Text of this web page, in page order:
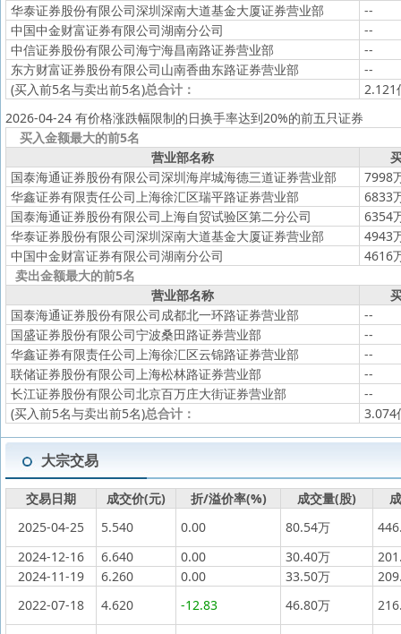
华泰证券股份有限公司深圳深南大道基金大厦证券营业部
--
中国中金财富证券有限公司湖南分公司
--
中信证券股份有限公司海宁海昌南路证券营业部
--
东方财富证券股份有限公司山南香曲东路证券营业部
--
(买入前5名与卖出前5名)总合计：
2.121
2026-04-24 有价格涨跌幅限制的日换手率达到20%的前五只证券
买入金额最大的前5名
营业部名称
国泰海通证券股份有限公司深圳海岸城海德三道证券营业部
7998
华鑫证券有限责任公司上海徐汇区瑞平路证券营业部
6833
国泰海通证券股份有限公司上海自贸试验区第二分公司
6354
华泰证券股份有限公司深圳深南大道基金大厦证券营业部
4943
中国中金财富证券有限公司湖南分公司
4616
卖出金额最大的前5名
营业部名称
国泰海通证券股份有限公司成都北一环路证券营业部
--
国盛证券股份有限公司宁波桑田路证券营业部
--
华鑫证券有限责任公司上海徐汇区云锦路证券营业部
--
联储证券股份有限公司上海松林路证券营业部
--
长江证券股份有限公司北京百万庄大街证券营业部
--
(买入前5名与卖出前5名)总合计： 3.074
大宗交易
交易日期 成交价(元) 折/溢价率(%) 成交量(股)
2025-04-25
5.540 0.00 80.54万
2024-12-16
6.640 0.00 30.40万
2024-11-19
6.260 0.00 33.50万
2022-07-18
4.620 -12.83 46.80万